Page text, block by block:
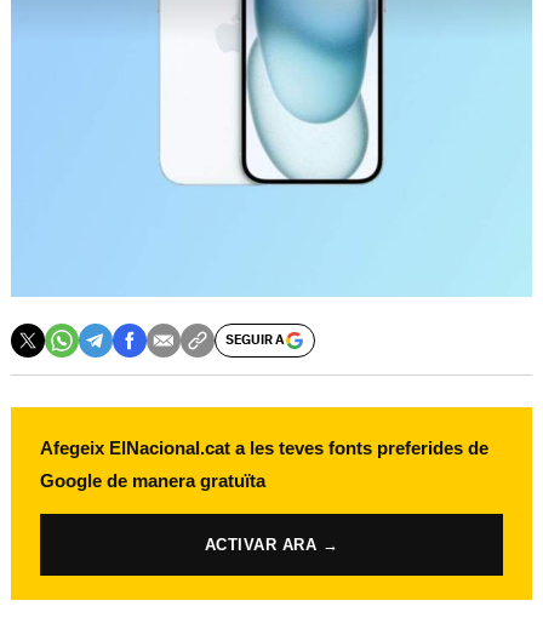
SEGUIR A
Afegeix ElNacional.cat a les teves fonts preferides de
Google de manera gratuïta
ACTIVAR ARA →